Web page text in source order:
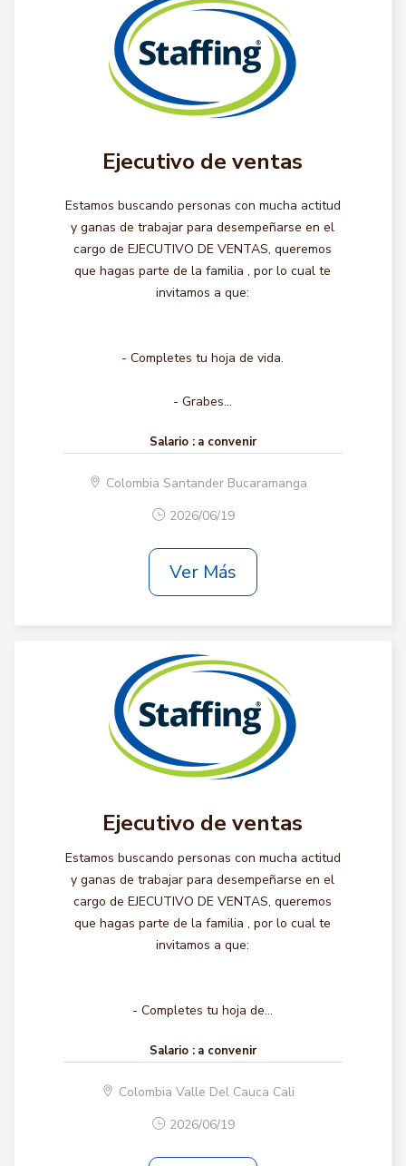
Ejecutivo de ventas
Estamos buscando personas con mucha actitud
y ganas de trabajar para desempeñarse en el
cargo de EJECUTIVO DE VENTAS, queremos
que hagas parte de la familia , por lo cual te
invitamos a que:
- Completes tu hoja de vida.
- Grabes...
Salario : a convenir
Colombia Santander Bucaramanga
2026/06/19
Ver Más
Ejecutivo de ventas
Estamos buscando personas con mucha actitud
y ganas de trabajar para desempeñarse en el
cargo de EJECUTIVO DE VENTAS, queremos
que hagas parte de la familia , por lo cual te
invitamos a que:
- Completes tu hoja de...
Salario : a convenir
Colombia Valle Del Cauca Cali
2026/06/19